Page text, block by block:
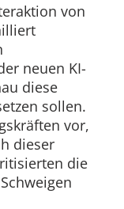
von
neuen KI-
diese
sollen.
vor,
dieser
die